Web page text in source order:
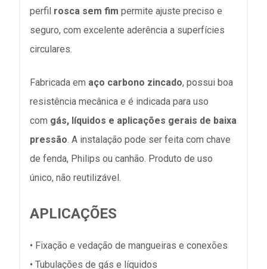
perfil rosca sem fim permite ajuste preciso e
seguro, com excelente aderência a superfícies
circulares.
Fabricada em aço carbono zincado, possui boa
resistência mecânica e é indicada para uso
com gás, líquidos e aplicações gerais de baixa
pressão. A instalação pode ser feita com chave
de fenda, Philips ou canhão. Produto de uso
único, não reutilizável.
APLICAÇÕES
• Fixação e vedação de mangueiras e conexões
• Tubulações de gás e líquidos